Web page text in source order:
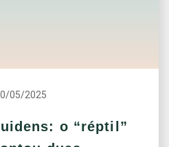
05/2025
o “réptil”